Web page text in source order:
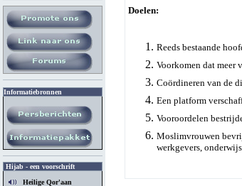
Informatiebronnen
Hijab - een voorschrift
Heilige Qor'aan
Doelen:
Reeds bestaande
Voorkomen dat meer
Coördineren van de
Een platform
Vooroordelen
Moslimvrouwen
werkgevers,